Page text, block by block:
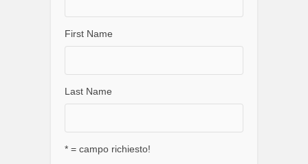
First Name
Last Name
* = campo richiesto!